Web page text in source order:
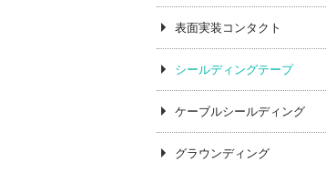
表面実装コンタクト
シールディングテープ
ケーブルシールディング
グラウンディング